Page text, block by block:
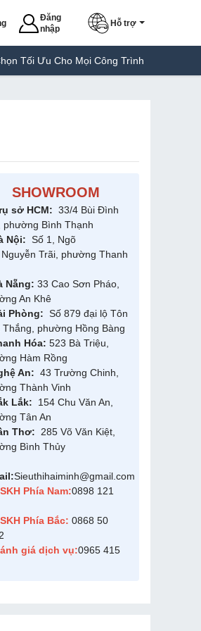
Đăng
nhập
Hỗ trợ
Cho Mọi Công Trình Máy Hàn Túi
SHOWROOM
sở HCM: 33/4 Bùi Đình
phường Bình Thạnh
Nội: Số 1, Ngõ
Trãi, phường Thanh
Nẵng: 33 Cao Sơn Pháo,
An Khê
Phòng: Số 879 đại lộ Tôn
phường Hồng Bàng
Hóa: 523 Bà Triệu,
Hàm Rồng
An: 43 Trường Chinh,
Thành Vinh
Lắk: 154 Chu Văn An,
Tân An
Thơ: 285 Võ Văn Kiệt,
Bình Thủy
Sieuthihaiminh@gmail.com
Phía Nam:0898 121
Phía Bắc: 0868 50
giá dịch vụ:0965 415